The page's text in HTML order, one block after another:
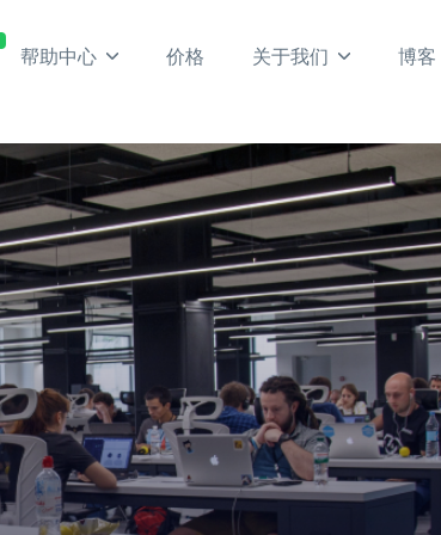
帮助中心 价格 关于我们 博客